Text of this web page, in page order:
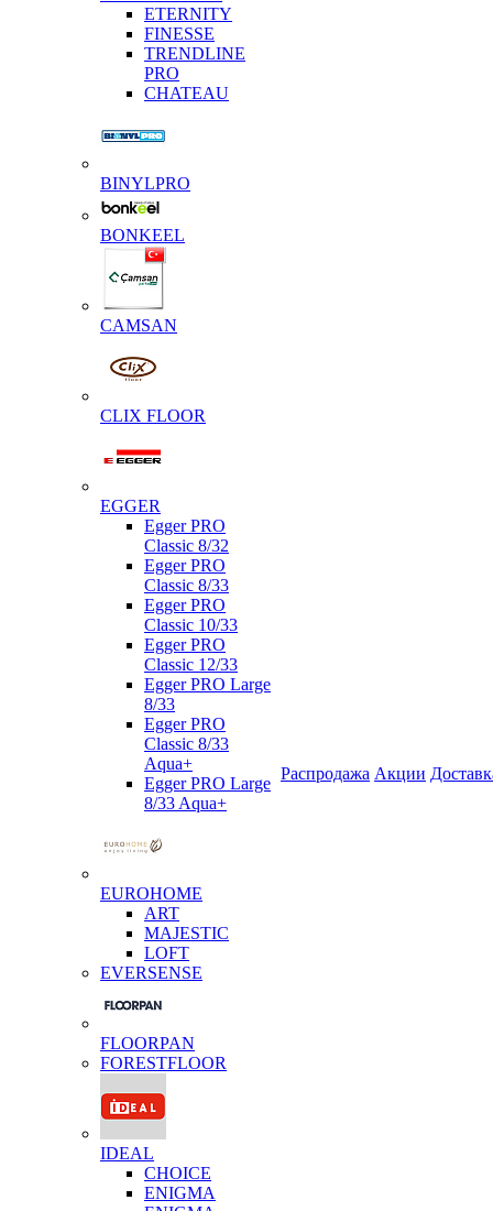
ETERNITY
FINESSE
TRENDLINE
PRO
CHATEAU
BINYLPRO
BONKEEL
CAMSAN
CLIX FLOOR
EGGER
Egger PRO
Classic 8/32
Egger PRO
Classic 8/33
Egger PRO
Classic 10/33
Egger PRO
Classic 12/33
Egger PRO Large
8/33
Egger PRO
Classic 8/33
Aqua+
Egger PRO Large
8/33 Aqua+
EUROHOME
ART
MAJESTIC
LOFT
EVERSENSE
FLOORPAN
FORESTFLOOR
IDEAL
CHOICE
ENIGMA
Распродажа Акции